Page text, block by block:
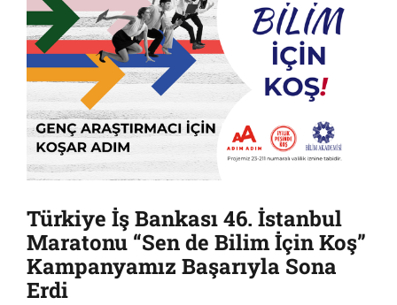
Türkiye İş Bankası 46. İstanbul
Maratonu “Sen de Bilim İçin Koş”
Kampanyamız Başarıyla Sona
Erdi